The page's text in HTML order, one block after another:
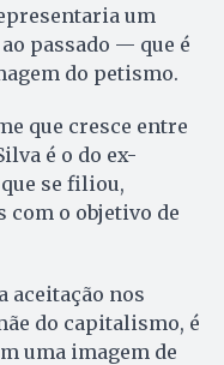
um
passado — que é
do petismo.
que cresce entre
é o do ex-
se filiou,
com o objetivo de
aceitação nos
do capitalismo, é
uma imagem de